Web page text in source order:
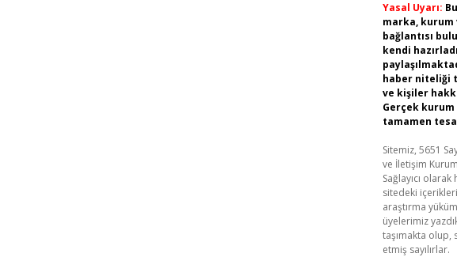
Yasal Uyarı:
marka, kurum
bağlantısı
kendi
haber niteliği
ve kişiler
Gerçek
tamamen
Sitemiz, 5651
ve İletişim
Sağlayıcı
sitedeki
araştırma
üyelerimiz
taşımakta olup,
etmiş sayılırlar.